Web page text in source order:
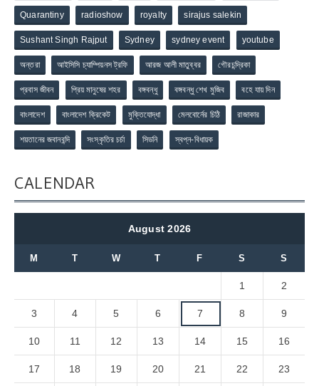
Quarantiny radioshow royalty sirajus salekin
Sushant Singh Rajput Sydney sydney event youtube
অন্তরা আইসিসি চ্যাম্পিয়নস ট্রফি আরজ আলী মাতুব্বর গৌরচন্দ্রিকা
প্রবাস জীবন প্রিয় মানুষের শহর বঙ্গবন্ধু বঙ্গবন্ধু শেখ মুজিব বহে যায় দিন
বাংলাদেশ বাংলাদেশ ক্রিকেট মুক্তিযোদ্ধা মেলবোর্নের চিঠি রাজাকার
শয়তানের জবানবন্দি সংস্কৃতির চর্চা সিডনি স্বপ্ন-বিধায়ক
CALENDAR
August 2026
M T W T F S S
1 2
3 4 5 6 7 8 9
10 11 12 13 14 15 16
17 18 19 20 21 22 23